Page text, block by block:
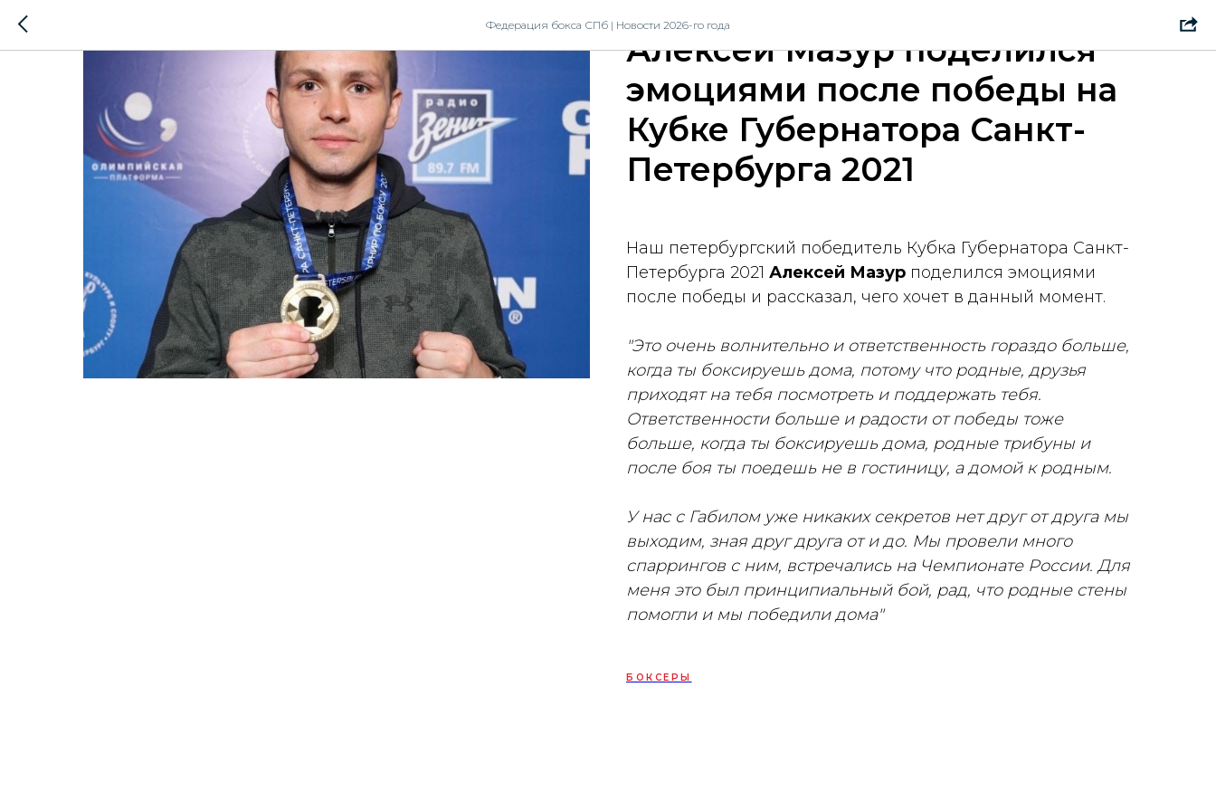
Федерация бокса СПб | Новости 2026-го года
Алексей Мазур поделился
эмоциями после победы на
Кубке Губернатора Санкт-
Петербурга 2021
Наш петербургский победитель Кубка Губернатора Санкт-
Петербурга 2021 Алексей Мазур поделился эмоциями
после победы и рассказал, чего хочет в данный момент.
"Это очень волнительно и ответственность гораздо больше,
когда ты боксируешь дома, потому что родные, друзья
приходят на тебя посмотреть и поддержать тебя.
Ответственности больше и радости от победы тоже
больше, когда ты боксируешь дома, родные трибуны и
после боя ты поедешь не в гостиницу, а домой к родным.
У нас с Габилом уже никаких секретов нет друг от друга мы
выходим, зная друг друга от и до. Мы провели много
спаррингов с ним, встречались на Чемпионате России. Для
меня это был принципиальный бой, рад, что родные стены
помогли и мы победили дома"
БОКСЕРЫ